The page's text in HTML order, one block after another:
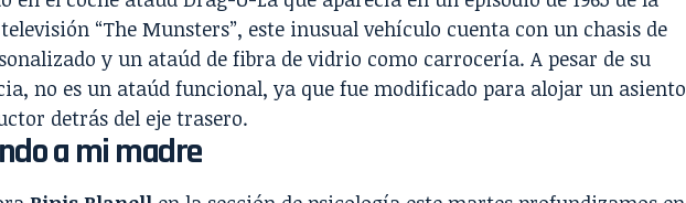
“The Munsters”, este inusual vehículo cuenta con un chasis de
y un ataúd de fibra de vidrio como carrocería. A pesar de su
no es un ataúd funcional, ya que fue modificado para alojar un asiento
detrás del eje trasero.
a mi madre